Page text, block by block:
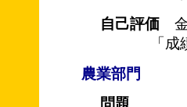
自己評価
「成績Ａ
農業部門
問題